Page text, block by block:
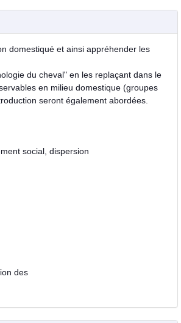
domestiqué et ainsi appréhender les
du cheval" en les replaçant dans le
en milieu domestique (groupes
seront également abordées.
social, dispersion
des